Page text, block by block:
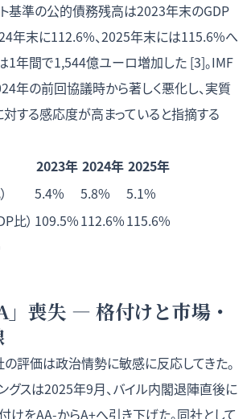
ト基準の公的債務残高は2023年末のGDP
年末に112.6%、2025年末には115.6%へ
1年間で1,544億ユーロ増加した [3]。IMF
年の前回協議時から著しく悪化し、実質
する感応度が高まっていると指摘する
2023年 2024年 2025年
5.4% 5.8%
5.1%
比） 109.5%112.6%115.6%
」喪失 — 格付けと市場・
評価は政治情勢に敏感に反応してきた。
ングスは2025年9月、バイル内閣退陣直後に
けをAA-からA+へ引き下げた。同社として